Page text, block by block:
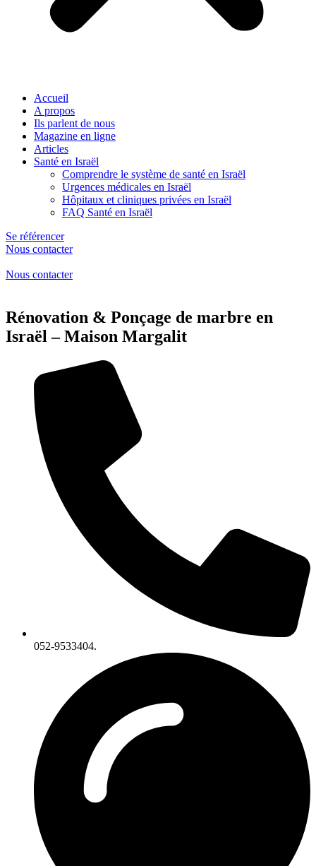
Accueil
A propos
Ils parlent de nous
Magazine en ligne
Articles
Santé en Israël
Comprendre le système de santé en Israël
Urgences médicales en Israël
Hôpitaux et cliniques privées en Israël
FAQ Santé en Israël
Se référencer
Nous contacter
Nous contacter
Rénovation & Ponçage de marbre en
Israël – Maison Margalit
052-9533404.